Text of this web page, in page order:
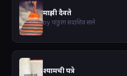
माझी दैवते
by पांडुरंग सदाशिव साने
श्यामची पत्रे